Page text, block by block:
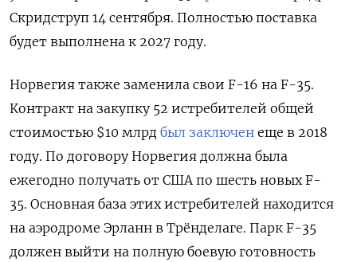
Скридструп 14 сентября. Полностью поставка
будет выполнена к 2027 году.
Норвегия также заменила свои F-16 на F-35.
Контракт на закупку 52 истребителей общей
стоимостью $10 млрд был заключен еще в 2018
году. По договору Норвегия должна была
ежегодно получать от США по шесть новых F-
35. Основная база этих истребителей находится
на аэродроме Эрланн в Трёнделаге. Парк F-35
должен выйти на полную боевую готовность